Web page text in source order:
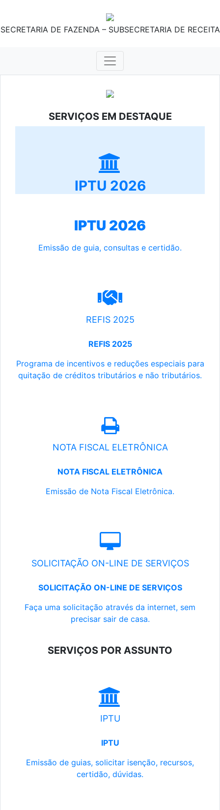
SECRETARIA DE FAZENDA – SUBSECRETARIA DE RECEITA
SERVIÇOS EM DESTAQUE
IPTU 2026
IPTU 2026
Emissão de guia, consultas e certidão.
REFIS 2025
REFIS 2025
Programa de incentivos e reduções especiais para
quitação de créditos tributários e não tributários.
NOTA FISCAL ELETRÔNICA
NOTA FISCAL ELETRÔNICA
Emissão de Nota Fiscal Eletrônica.
SOLICITAÇÃO ON-LINE DE SERVIÇOS
SOLICITAÇÃO ON-LINE DE SERVIÇOS
Faça uma solicitação através da internet, sem
precisar sair de casa.
SERVIÇOS POR ASSUNTO
IPTU
IPTU
Emissão de guias, solicitar isenção, recursos,
certidão, dúvidas.